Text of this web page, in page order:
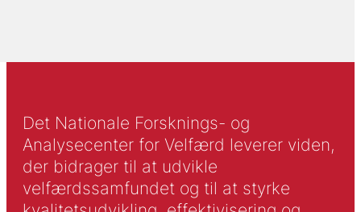
Det Nationale Forsknings- og
Analysecenter for Velfærd leverer viden,
der bidrager til at udvikle
velfærdssamfundet og til at styrke